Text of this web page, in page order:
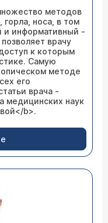
методов
горла, носа, в том
и информативный -
врачу
к которым
Самую
методе
его
врача -
медицинских наук
b>.